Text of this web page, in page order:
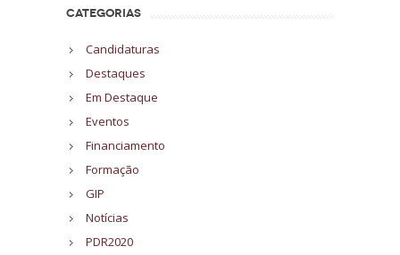
CATEGORIAS
Candidaturas
Destaques
Em Destaque
Eventos
Financiamento
Formação
GIP
Notícias
PDR2020